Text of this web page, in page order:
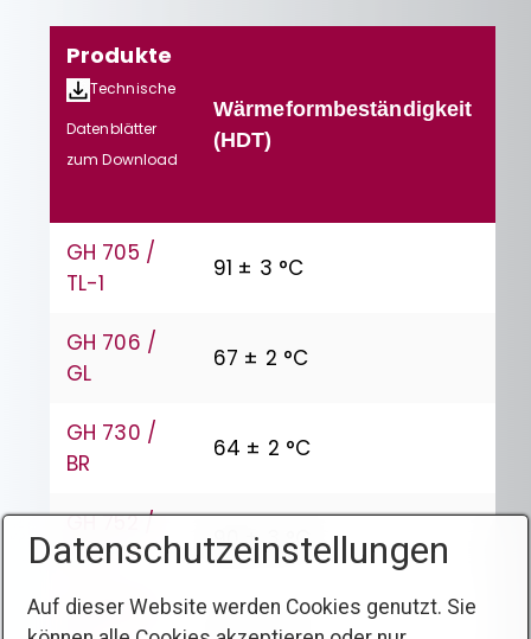
Produkte
Technische
Datenblätter
zum Download
Wärmeformbeständigkeit
(HDT)
GH 705 /
TL-1
91 ± 3 °C
GH 706 /
GL
67 ± 2 °C
GH 730 /
BR
64 ± 2 °C
GH 752 /
TL-1
90 ± 3 °C
GH 760 /
63 ± 2 °C
Datenschutzeinstellungen
Auf dieser Website werden Cookies genutzt. Sie